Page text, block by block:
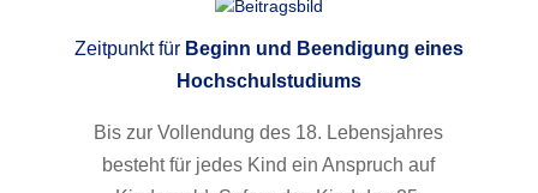
Zeitpunkt für Beginn und Beendigung eines
Hochschulstudiums
Bis zur Vollendung des 18. Lebensjahres
besteht für jedes Kind ein Anspruch auf